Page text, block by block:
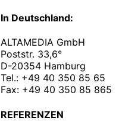
In Deutschland:
ALTAMEDIA GmbH
Poststr. 33,6°
D-20354 Hamburg
Tel.: +49 40 350 85 65
Fax: +49 40 350 85 865
REFERENZEN